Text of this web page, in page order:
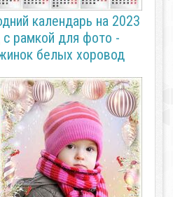
календарь на 2023
с рамкой для фото -
белых хоровод